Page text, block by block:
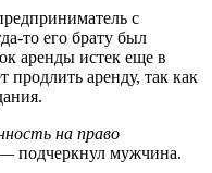
с
то его брату был
аренды истек еще в
аренду, так как
на право
подчеркнул мужчина.